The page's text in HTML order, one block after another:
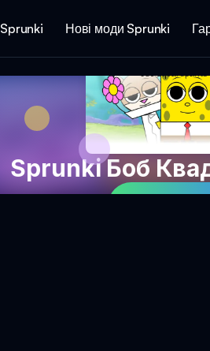
Sprunki Нові моди Sprunki
Sprunki Боб